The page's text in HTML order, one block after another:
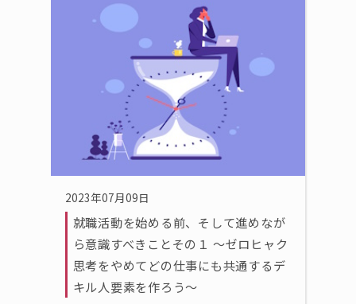
2023年07月09日
就職活動を始める前、そして進めなが
ら意識すべきことその１ 〜ゼロヒャク
思考をやめてどの仕事にも共通するデ
キル人要素を作ろう〜